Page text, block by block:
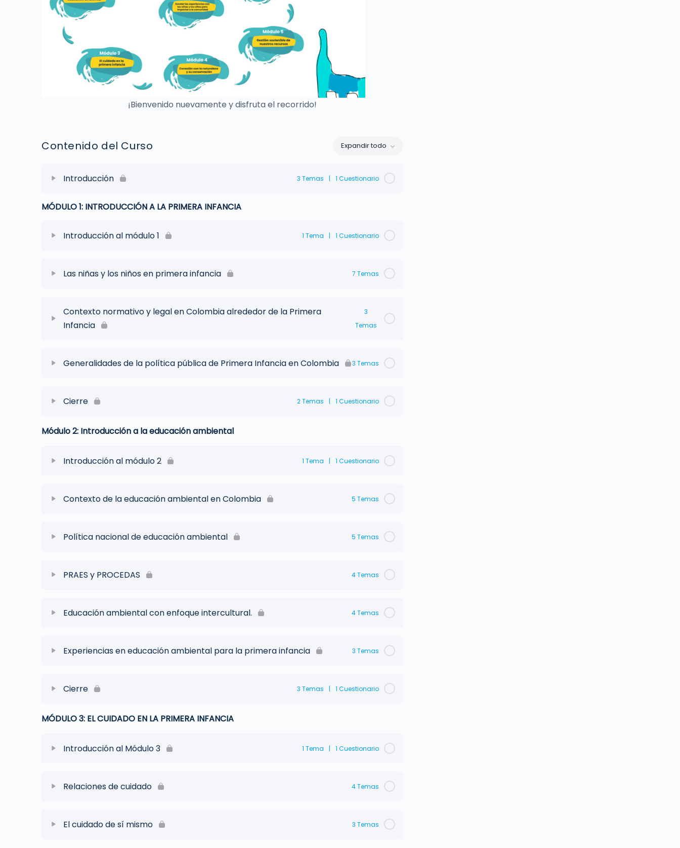
¡Bienvenido nuevamente y disfruta el recorrido!
Contenido del Curso Expandir todo
Lecciones
Introducción 3 Temas | 1 Cuestionario
MÓDULO 1: INTRODUCCIÓN A LA PRIMERA INFANCIA
Introducción al módulo 1 1 Tema | 1 Cuestionario
Las niñas y los niños en primera infancia 7 Temas
Contexto normativo y legal en Colombia alrededor de la Primera
Infancia
3
Temas
Generalidades de la política pública de Primera Infancia en Colombia 3 Temas
Cierre 2 Temas | 1 Cuestionario
Módulo 2: Introducción a la educación ambiental
Introducción al módulo 2 1 Tema | 1 Cuestionario
Contexto de la educación ambiental en Colombia 5 Temas
Política nacional de educación ambiental 5 Temas
PRAES y PROCEDAS 4 Temas
Educación ambiental con enfoque intercultural. 4 Temas
Experiencias en educación ambiental para la primera infancia 3 Temas
Cierre 3 Temas | 1 Cuestionario
MÓDULO 3: EL CUIDADO EN LA PRIMERA INFANCIA
Introducción al Módulo 3 1 Tema | 1 Cuestionario
Relaciones de cuidado 4 Temas
El cuidado de sí mismo 3 Temas